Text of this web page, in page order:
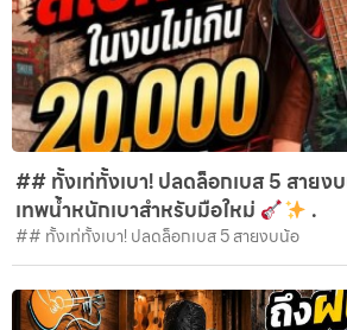
## ทั้งเท่ทั้งเบา! ปลดล็อกเบส 5 สายง
เทพน้ำหนักเบาสำหรับมือใหม่
.
## ทั้งเท่ทั้งเบา! ปลดล็อกเบส 5 สายงบน้อ